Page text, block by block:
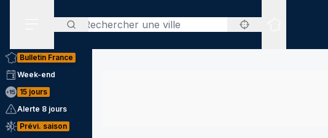
Rechercher
Sites
Bulletin France
Week-end
15 jours
Alerte 8 jours
Prévi. saison